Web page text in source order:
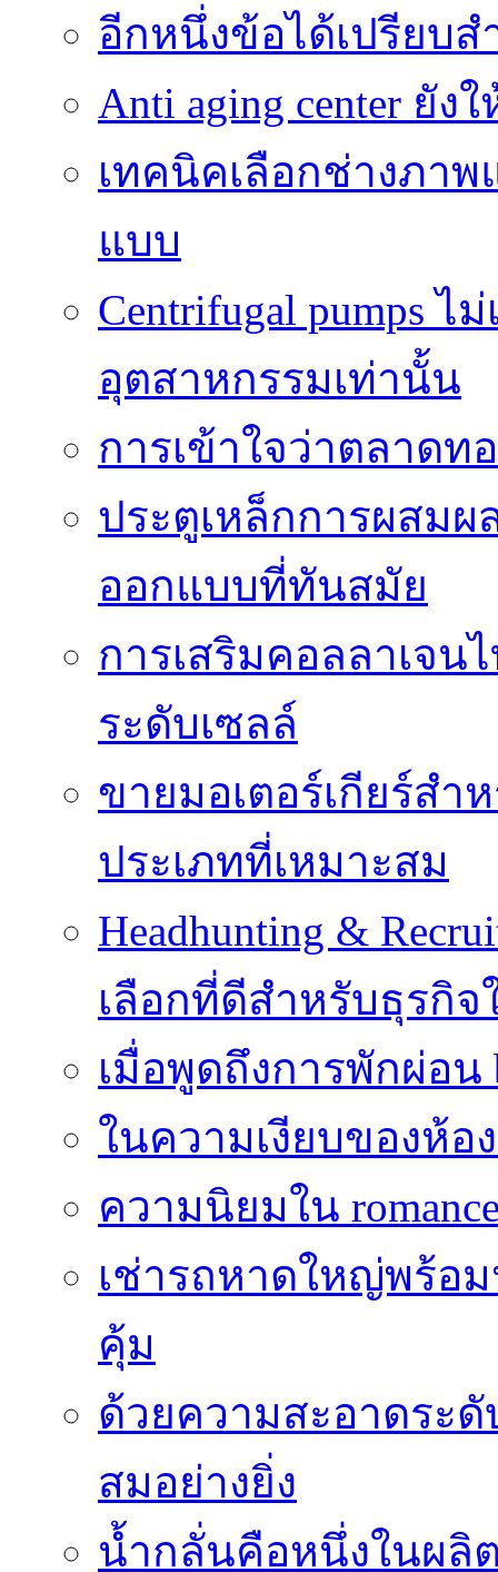
อีกหนึ่งข้อได้เปรียบส
Anti aging center ยั
เทคนิคเลือกช่างภา
แบบ
Centrifugal pumps
อุตสาหกรรมเท่านั้น
การเข้าใจว่าตลาดท
ประตูเหล็กการผสม
ออกแบบที่ทันสมัย
การเสริมคอลลาเจน
ระดับเซลล์
ขายมอเตอร์เกียร์สำ
ประเภทที่เหมาะสม
Headhunting &
เลือกที่ดีสำหรับธุรกิจ
เมื่อพูดถึงการพักผ่อน
ในความเงียบของห้อ
ความนิยมใน
เช่ารถหาดใหญ่พร้อ
คุ้ม
ด้วยความสะอาดระดั
สมอย่างยิ่ง
น้ำกลั่นคือหนึ่งในผ